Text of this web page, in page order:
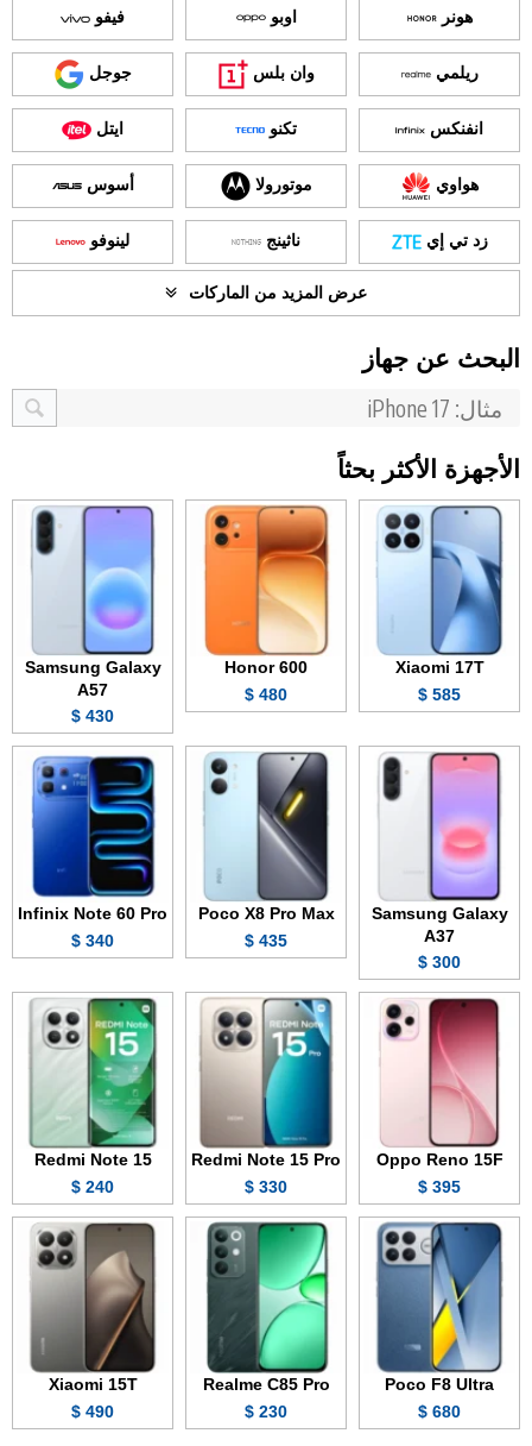
هونر اوبو فيفو
ريلمي وان بلس جوجل
انفنكس تكنو ايتل
هواوي موتورولا أسوس
زد تي إي ناثينج لينوفو
عرض المزيد من الماركات
البحث عن جهاز
الأجهزة الأكثر بحثاً
Xiaomi 17T
585 $
Honor 600
480 $
Samsung Galaxy
A57
430 $
Samsung Galaxy
A37
300 $
Poco X8 Pro Max
435 $
Infinix Note 60 Pro
340 $
Oppo Reno 15F
395 $
Redmi Note 15 Pro
330 $
Redmi Note 15
240 $
Poco F8 Ultra
680 $
Realme C85 Pro
230 $
Xiaomi 15T
490 $